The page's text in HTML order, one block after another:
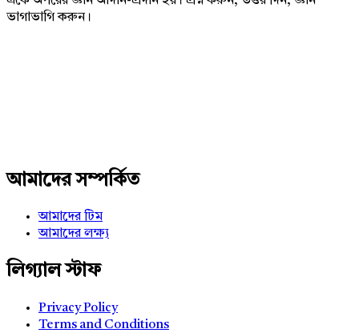
ভাগাভাগি করুন।
আমাদের সম্পর্কিত
আমাদের টিম
আমাদের লক্ষ্য
লিগ্যাল স্টাফ
Privacy Policy
Terms and Conditions